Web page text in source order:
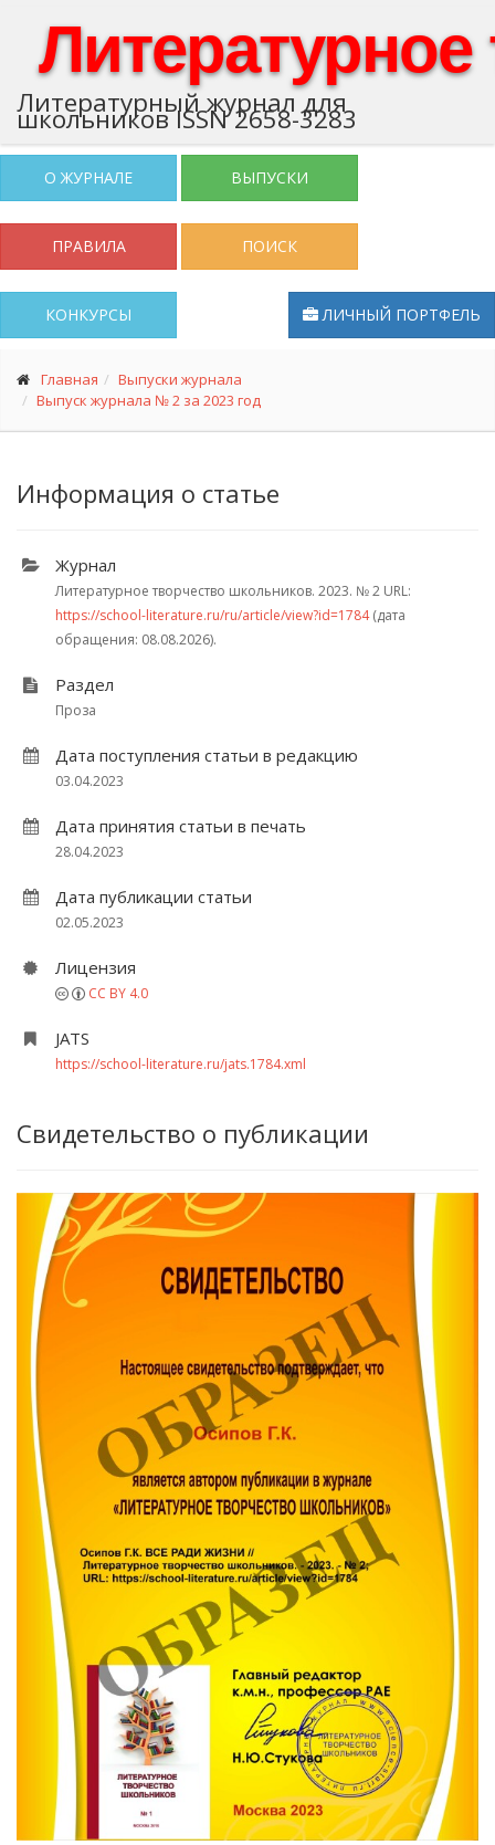
Литературный журнал для
школьников ISSN 2658-3283
О ЖУРНАЛЕ ВЫПУСКИ
ПРАВИЛА ПОИСК
КОНКУРСЫ ЛИЧНЫЙ ПОРТФЕЛЬ
Главная
Выпуски журнала
Выпуск журнала № 2 за 2023 год
Информация о статье
Журнал
Литературное творчество школьников. 2023. № 2 URL:
https://school-literature.ru/ru/article/view?id=1784(дата
обращения: 08.08.2026).
Раздел
Проза
Дата поступления статьи в редакцию
03.04.2023
Дата принятия статьи в печать
28.04.2023
Дата публикации статьи
02.05.2023
Лицензия
CC BY 4.0
JATS
https://school-literature.ru/jats.1784.xml
Свидетельство о публикации